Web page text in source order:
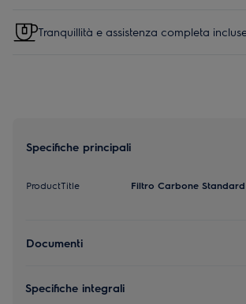
Tranquillità e assistenza completa
Specifiche principali
ProductTitle Filtro Carbone
Documenti
Specifiche integrali